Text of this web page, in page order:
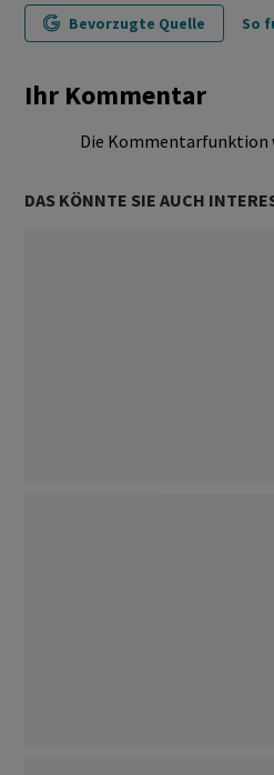
Bevorzugte Quelle So
Ihr Kommentar
Die Kommentarfunktion
DAS KÖNNTE SIE AUCH